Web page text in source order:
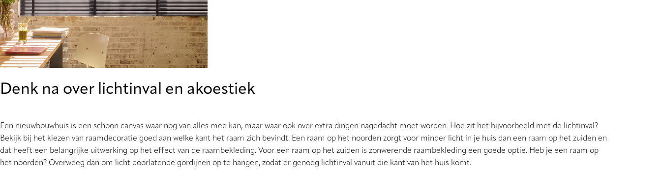
Denk na over lichtinval en akoestiek
Een nieuwbouwhuis is een schoon canvas waar nog van alles mee kan, maar waar ook over extra dingen nagedacht moet worden. Hoe zit het bijvoorbeeld met de lichtinval?
Bekijk bij het kiezen van raamdecoratie goed aan welke kant het raam zich bevindt. Een raam op het noorden zorgt voor minder licht in je huis dan een raam op het zuiden en
dat heeft een belangrijke uitwerking op het effect van de raambekleding. Voor een raam op het zuiden is zonwerende raambekleding een goede optie. Heb je een raam op
het noorden? Overweeg dan om licht doorlatende gordijnen op te hangen, zodat er genoeg lichtinval vanuit die kant van het huis komt.